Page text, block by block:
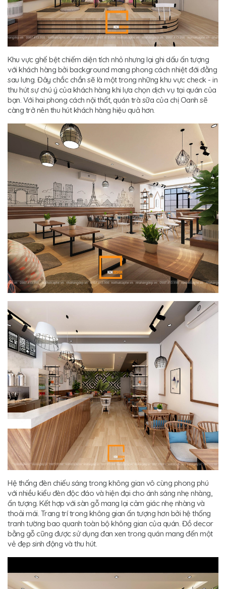
Khu vực ghế bệt chiếm diện tích nhỏ nhưng lại ghi dấu ấn tượng
với khách hàng bởi background mang phong cách nhiệt đới đằng
sau lưng. Đây chắc chắn sẽ là một trong những khu vực check - in
thu hút sự chú ý của khách hàng khi lựa chọn dịch vụ tại quán của
bạn. Với hai phong cách nội thất, quán trà sữa của chị Oanh sẽ
càng trở nên thu hút khách hàng hiệu quả hơn.
Hệ thống đèn chiếu sáng trong không gian vô cùng phong phú
với nhiều kiểu đèn độc đáo và hiện đại cho ánh sáng nhẹ nhàng,
ấn tượng. Kết hợp với sàn gỗ mang lại cảm giác nhẹ nhàng và
thoải mái. Trang trí trong không gian ấn tượng hơn bởi hệ thống
tranh tường bao quanh toàn bộ không gian của quán. Đồ decor
bằng gỗ cũng được sử dụng đan xen trong quán mang đến một
vẻ đẹp sinh động và thu hút.